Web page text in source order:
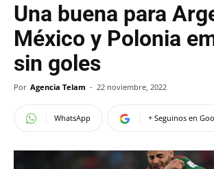
Una buena para
México y Polonia
sin goles
Por Agencia Telam - 22 noviembre, 2022
WhatsApp + Seguinos en